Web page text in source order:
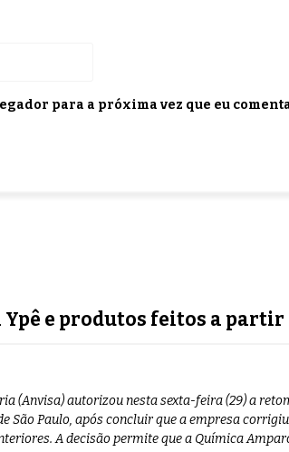
para a próxima vez que eu
e produtos feitos a partir
(Anvisa) autorizou nesta sexta-feira (29) a
São Paulo, após concluir que a empresa
A decisão permite que a Química